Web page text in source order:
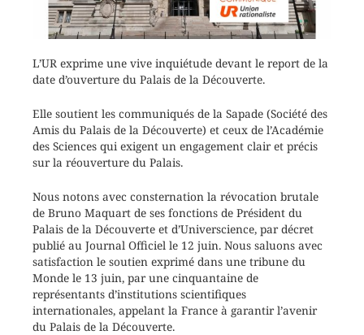
L’UR exprime une vive inquiétude devant le report de la
date d’ouverture du Palais de la Découverte.
Elle soutient les communiqués de la Sapade (Société des
Amis du Palais de la Découverte) et ceux de l’Académie
des Sciences qui exigent un engagement clair et précis
sur la réouverture du Palais.
Nous notons avec consternation la révocation brutale
de Bruno Maquart de ses fonctions de Président du
Palais de la Découverte et d’Universcience, par décret
publié au Journal Officiel le 12 juin. Nous saluons avec
satisfaction le soutien exprimé dans une tribune du
Monde le 13 juin, par une cinquantaine de
représentants d’institutions scientifiques
internationales, appelant la France à garantir l’avenir
du Palais de la Découverte.